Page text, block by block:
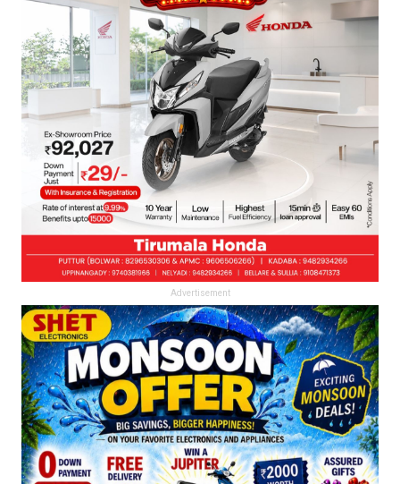
Advertisement